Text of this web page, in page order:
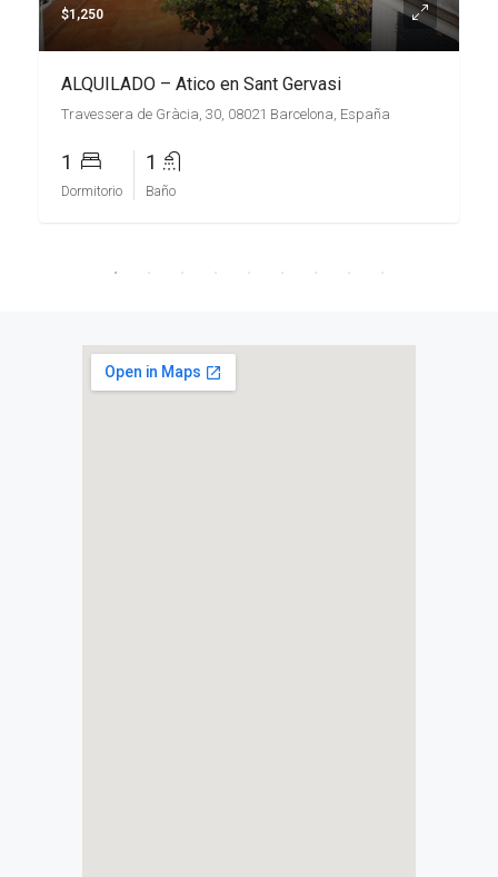
$1,250
ALQUILADO – Atico en Sant Gervasi
Travessera de Gràcia, 30, 08021 Barcelona, España
1
Dormitorio
1
Baño